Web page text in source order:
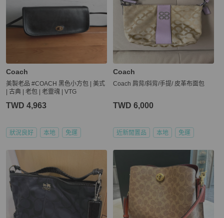
Coach
美製老品 #COACH 黑色小方包 | 美式
| 古典 | 老包 | 老靈魂 | VTG
TWD 4,963
狀況良好 本地 免運
Coach
Coach 肩背/斜背/手提/ 皮革布面包
TWD 6,000
近新閒置品 本地 免運